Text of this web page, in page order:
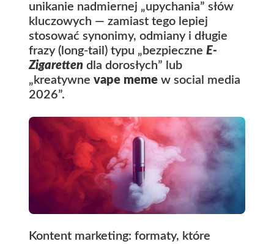
unikanie nadmiernej „upychania” słów
kluczowych — zamiast tego lepiej
stosować synonimy, odmiany i długie
frazy (long-tail) typu „bezpieczne E-
Zigaretten dla dorosłych” lub
„kreatywne vape meme w social media
2026”.
Kontent marketing: formaty, które